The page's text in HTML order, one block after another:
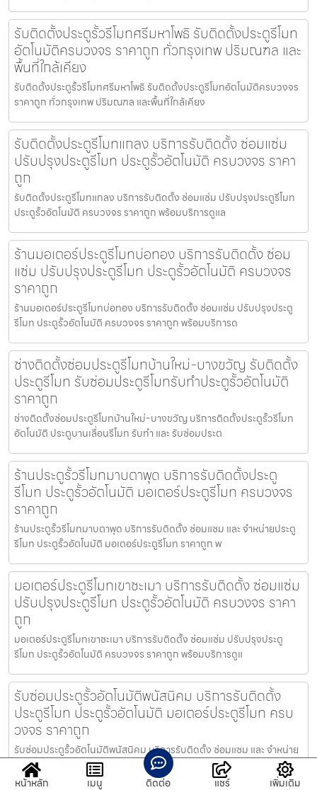
รับติดตั้งประตูรั้วรีโมทศรีมหาโพธิ รับติดตั้งประตูรีโมท
อัตโนมัติครบวงจร ราคาถูก ทั่วกรุงเทพ ปริมณฑล และ
พื้นที่ใกล้เคียง
รับติดตั้งประตูรั้วรีโมทศรีมหาโพธิ รับติดตั้งประตูรีโมทอัตโนมัติครบวงจร
ราคาถูก ทั่วกรุงเทพ ปริมณฑล และพื้นที่ใกล้เคียง
รับติดตั้งประตูรีโมทแกลง บริการรับติดตั้ง ซ่อมแซ่ม
ปรับปรุงประตูรีโมท ประตูรั้วอัตโนมัติ ครบวงจร ราคา
ถูก
รับติดตั้งประตูรีโมทแกลง บริการรับติดตั้ง ซ่อมแซ่ม ปรับปรุงประตูรีโมท
ประตูรั้วอัตโนมัติ ครบวงจร ราคาถูก พร้อมบริการดูแล
ร้านมอเตอร์ประตูรีโมทบ่อทอง บริการรับติดตั้ง ซ่อม
แซ่ม ปรับปรุงประตูรีโมท ประตูรั้วอัตโนมัติ ครบวงจร
ราคาถูก
ร้านมอเตอร์ประตูรีโมทบ่อทอง บริการรับติดตั้ง ซ่อมแซ่ม ปรับปรุงประตู
รีโมท ประตูรั้วอัตโนมัติ ครบวงจร ราคาถูก พร้อมบริการด
ช่างติดตั้งซ่อมประตูรีโมทบ้านใหม่-บางขวัญ รับติดตั้ง
ประตูรีโมท รับซ่อมประตูรีโมทรับทำประตูรั้วอัตโนมัติ
ราคาถูก
ช่างติดตั้งซ่อมประตูรีโมทบ้านใหม่-บางขวัญ บริการติดตั้งประตูรั้วรีโมท
อัตโนมัติ ประตูบานเลื่อนรีโมท รับทำ และ รับซ่อมประต
ร้านประตูรั้วรีโมทมาบตาพุด บริการรับติดตั้งประตู
รีโมท ประตูรั้วอัตโนมัติ มอเตอร์ประตูรีโมท ครบวงจร
ราคาถูก
ร้านประตูรั้วรีโมทมาบตาพุด บริการรับติดตั้ง ซ่อมแซม และ จำหน่ายประตู
รีโมท ประตูรั้วอัตโนมัติ มอเตอร์ประตูรีโมท ราคาถูก พ
มอเตอร์ประตูรีโมทเขาชะเมา บริการรับติดตั้ง ซ่อมแซ่ม
ปรับปรุงประตูรีโมท ประตูรั้วอัตโนมัติ ครบวงจร ราคา
ถูก
มอเตอร์ประตูรีโมทเขาชะเมา บริการรับติดตั้ง ซ่อมแซ่ม ปรับปรุงประตู
รีโมท ประตูรั้วอัตโนมัติ ครบวงจร ราคาถูก พร้อมบริการดูแ
รับซ่อมประตูรั้วอัตโนมัติพนัสนิคม บริการรับติดตั้ง
ประตูรีโมท ประตูรั้วอัตโนมัติ มอเตอร์ประตูรีโมท ครบ
วงจร ราคาถูก
รับซ่อมประตูรั้วอัตโนมัติพนัสนิคม บริการรับติดตั้ง ซ่อมแซม และ จำหน่าย
ประตูรีโมท ประตูรั้วอัตโนมัติ มอเตอร์ประตูรีโมท รา
หน้าหลัก
เมนู ติดต่อ แชร์ เพิ่มเติม